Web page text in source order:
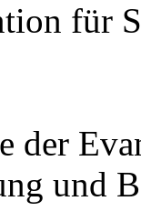
für
der
und